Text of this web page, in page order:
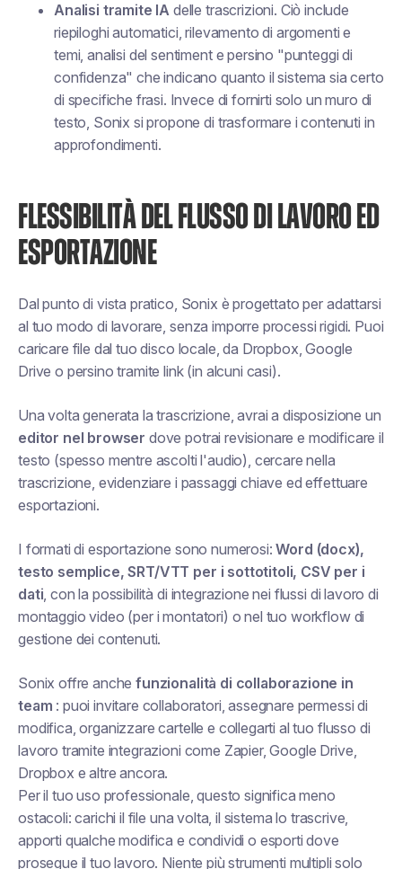
Analisi tramite IA delle trascrizioni. Ciò include
riepiloghi automatici, rilevamento di argomenti e
temi, analisi del sentiment e persino "punteggi di
confidenza" che indicano quanto il sistema sia certo
di specifiche frasi. Invece di fornirti solo un muro di
testo, Sonix si propone di trasformare i contenuti in
approfondimenti.
FLESSIBILITÀ DEL FLUSSO DI LAVORO ED
ESPORTAZIONE
Dal punto di vista pratico, Sonix è progettato per adattarsi
al tuo modo di lavorare, senza imporre processi rigidi. Puoi
caricare file dal tuo disco locale, da Dropbox, Google
Drive o persino tramite link (in alcuni casi).
Una volta generata la trascrizione, avrai a disposizione un
editor nel browser dove potrai revisionare e modificare il
testo (spesso mentre ascolti l'audio), cercare nella
trascrizione, evidenziare i passaggi chiave ed effettuare
esportazioni.
I formati di esportazione sono numerosi:Word (docx),
testo semplice, SRT/VTT per i sottotitoli, CSV per i
dati, con la possibilità di integrazione nei flussi di lavoro di
montaggio video (per i montatori) o nel tuo workflow di
gestione dei contenuti.
Sonix offre anchefunzionalità di collaborazione in
team : puoi invitare collaboratori, assegnare permessi di
modifica, organizzare cartelle e collegarti al tuo flusso di
lavoro tramite integrazioni come Zapier, Google Drive,
Dropbox e altre ancora.
Per il tuo uso professionale, questo significa meno
ostacoli: carichi il file una volta, il sistema lo trascrive,
apporti qualche modifica e condividi o esporti dove
prosegue il tuo lavoro. Niente più strumenti multipli solo